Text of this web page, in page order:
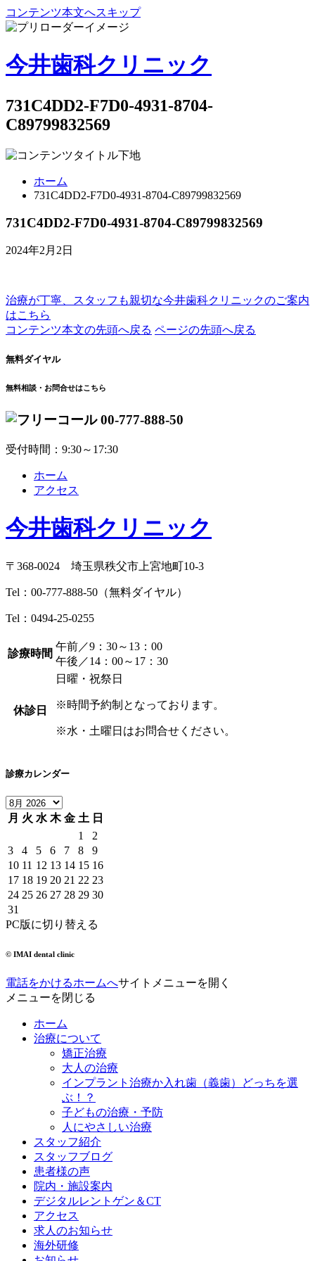
コンテンツ本文へスキップ
今井歯科クリニック
731C4DD2-F7D0-4931-8704-
C89799832569
ホーム
731C4DD2-F7D0-4931-8704-C89799832569
731C4DD2-F7D0-4931-8704-C89799832569
2024年2月2日
治療が丁寧、スタッフも親切な今井歯科クリニックのご案内
はこちら
コンテンツ本文の先頭へ戻る ページの先頭へ戻る
無料ダイヤル
無料相談・お問合せはこちら
00-777-888-50
受付時間：9:30～17:30
ホーム
アクセス
今井歯科クリニック
〒368-0024 埼玉県秩父市上宮地町10-3
Tel： 00-777-888-50 （無料ダイヤル）
Tel： 0494-25-0255
診療時間
午前／9：30～13：00
午後／14：00～17：30
休診日
日曜・祝祭日
※時間予約制となっております。
※水・土曜日はお問合せください。
診療カレンダー
月 火 水 木 金 土 日
1
2
3
4 5 6 7 8
9
10 11 12 13 14 15 16
17 18 19 20 21 22 23
24 25 26 27 28 29 30
31
PC版に切り替える
© IMAI dental clinic
電話をかけるホームへサイトメニューを開く
メニューを閉じる
ホーム
治療について
矯正治療
大人の治療
インプラント治療か入れ歯（義歯）どっちを選
ぶ！？
子どもの治療・予防
人にやさしい治療
スタッフ紹介
スタッフブログ
患者様の声
院内・施設案内
デジタルレントゲン＆CT
アクセス
求人のお知らせ
海外研修